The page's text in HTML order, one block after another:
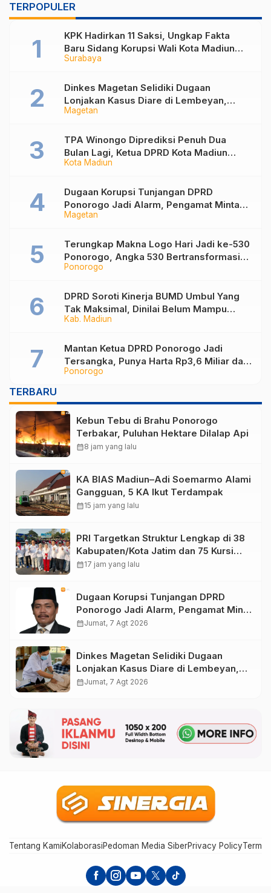
TERPOPULER
Surabaya
KPK Hadirkan 11 Saksi, Ungkap Fakta
Baru Sidang Korupsi Wali Kota Madiun
Nonaktif Maidi
Magetan
Dinkes Magetan Selidiki Dugaan
Lonjakan Kasus Diare di Lembeyan,
Lakukan Penyelidikan Epidemiologi
Kota Madiun
TPA Winongo Diprediksi Penuh Dua
Bulan Lagi, Ketua DPRD Kota Madiun
Desak Pemkot Percepat Penanganan
Magetan
Dugaan Korupsi Tunjangan DPRD
Ponorogo Jadi Alarm, Pengamat Minta
Magetan Perkuat Tata Kelola
Ponorogo
Terungkap Makna Logo Hari Jadi ke-530
Ponorogo, Angka 530 Bertransformasi
Jadi Sekar Kinanthi
Kab. Madiun
DPRD Soroti Kinerja BUMD Umbul Yang
Tak Maksimal, Dinilai Belum Mampu
Hasilkan PAD
Ponorogo
Mantan Ketua DPRD Ponorogo Jadi
Tersangka, Punya Harta Rp3,6 Miliar dan
Utang Rp1,4 Miliar
TERBARU
Kebun Tebu di Brahu Ponorogo
Terbakar, Puluhan Hektare Dilalap Api
calendar_month8 jam yang lalu
KA BIAS Madiun–Adi Soemarmo Alami
Gangguan, 5 KA Ikut Terdampak
calendar_month15 jam yang lalu
PRI Targetkan Struktur Lengkap di 38
Kabupaten/Kota Jatim dan 75 Kursi
DPR RI pada Pemilu 2029
calendar_month17 jam yang lalu
Dugaan Korupsi Tunjangan DPRD
Ponorogo Jadi Alarm, Pengamat Minta
Magetan Perkuat Tata Kelola
calendar_monthJumat, 7 Agt 2026
Dinkes Magetan Selidiki Dugaan
Lonjakan Kasus Diare di Lembeyan,
Lakukan Penyelidikan Epidemiologi
calendar_monthJumat, 7 Agt 2026
Tentang KamiKolaborasiPedoman Media SiberPrivacy PolicyTerms